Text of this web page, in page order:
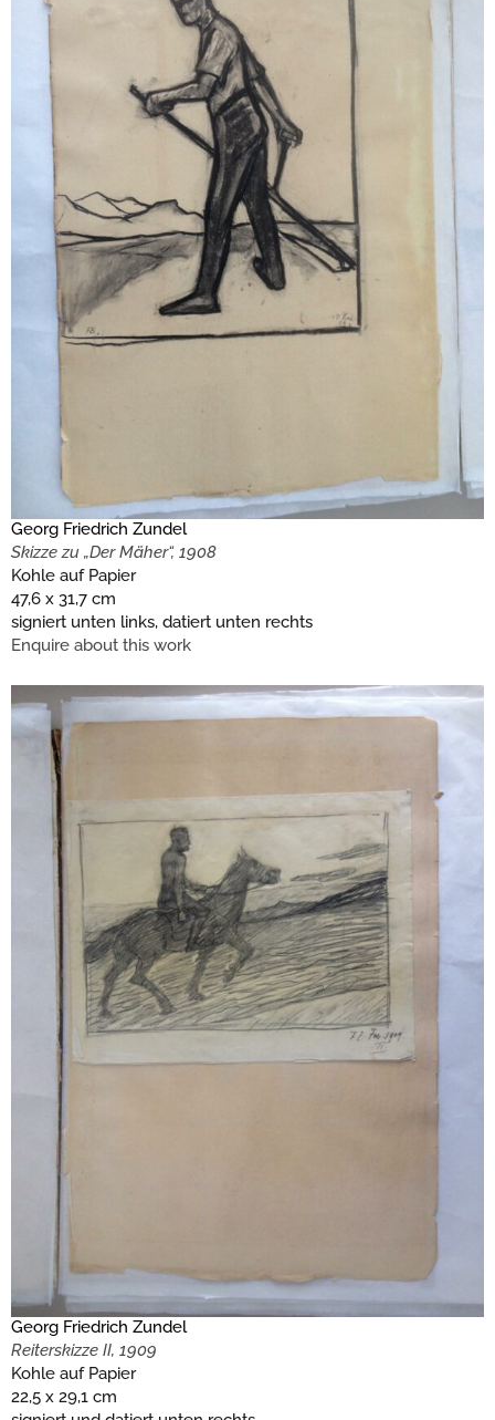
Georg Friedrich Zundel
Skizze zu „Der Mäher“, 1908
Kohle auf Papier
47,6 x 31,7 cm
signiert unten links, datiert unten rechts
Enquire about this work
Georg Friedrich Zundel
Reiterskizze II, 1909
Kohle auf Papier
22,5 x 29,1 cm